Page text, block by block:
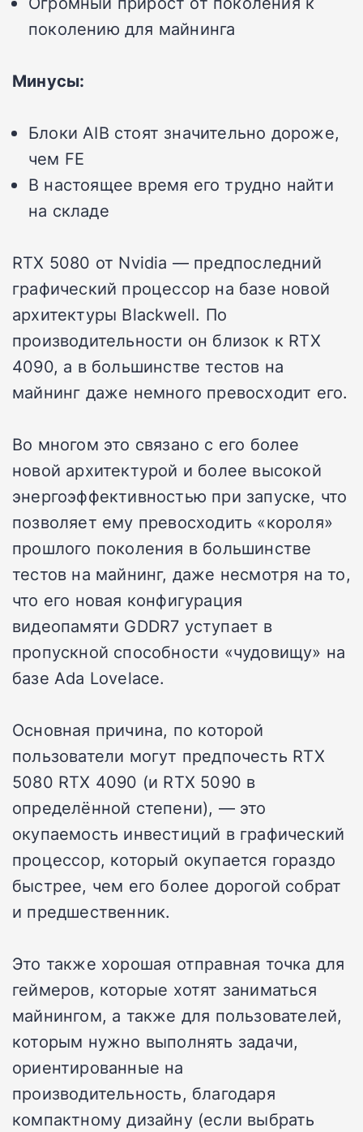
поколению для майнинга
Минусы:
Блоки AIB стоят значительно дороже,
чем FE
В настоящее время его трудно найти
на складе
RTX 5080 от Nvidia — предпоследний
графический процессор на базе новой
архитектуры Blackwell. По
производительности он близок к RTX
4090, а в большинстве тестов на
майнинг даже немного превосходит его.
Во многом это связано с его более
новой архитектурой и более высокой
энергоэффективностью при запуске, что
позволяет ему превосходить «короля»
прошлого поколения в большинстве
тестов на майнинг, даже несмотря на то,
что его новая конфигурация
видеопамяти GDDR7 уступает в
пропускной способности «чудовищу» на
базе Ada Lovelace.
Основная причина, по которой
пользователи могут предпочесть RTX
5080 RTX 4090 (и RTX 5090 в
определённой степени), — это
окупаемость инвестиций в графический
процессор, который окупается гораздо
быстрее, чем его более дорогой собрат
и предшественник.
Это также хорошая отправная точка для
геймеров, которые хотят заниматься
майнингом, а также для пользователей,
которым нужно выполнять задачи,
ориентированные на
производительность, благодаря
компактному дизайну (если выбрать